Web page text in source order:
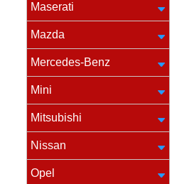
Maserati
Mazda
Mercedes-Benz
Mini
Mitsubishi
Nissan
Opel